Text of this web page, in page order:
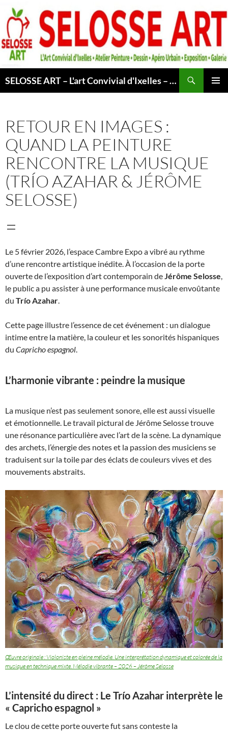
Aller
au
contenu
SELOSSE ART – L'art Convivial d'Ixelles – Atelier & Cours Peinture – Dessin – Apéro Urbain -Exposition – Galerie – Bruxelles
RETOUR EN IMAGES :
QUAND LA PEINTURE
RENCONTRE LA MUSIQUE
(TRÍO AZAHAR & JÉRÔME
SELOSSE)
Le 5 février 2026, l’espace Cambre Expo a vibré au rythme
d’une rencontre artistique inédite. À l’occasion de la porte
ouverte de l’exposition d’art contemporain de Jérôme Selosse
le public a pu assister à une performance musicale envoûtante
du Trío Azahar
Cette page illustre l’essence de cet événement : un dialogue
intime entre la matière, la couleur et les sonorités hispaniques
du Capricho espagnol
L’harmonie vibrante : peindre la musique
La musique n’est pas seulement sonore, elle est aussi visuelle
et émotionnelle. Le travail pictural de Jérôme Selosse trouve
une résonance particulière avec l’art de la scène. La dynamique
des archets, l’énergie des notes et la passion des musiciens se
traduisent sur la toile par des éclats de couleurs vives et des
mouvements abstraits.
Œuvre originale : Violoniste en pleine mélodie. Une interprétation dynamique et colorée de la
musique en technique mixte. Mélodie vibrante – 2026 – Jérôme Selosse
L’intensité du direct : Le Trío Azahar interprète le
« Capricho espagnol »
Le clou de cette porte ouverte fut sans conteste la